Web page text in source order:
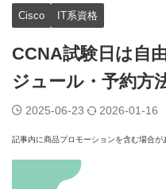
Cisco IT系資格
CCNA試験日は自
ジュール・予約方
2025-06-23 2026-01-16
記事内に商品プロモーションを含む場合が